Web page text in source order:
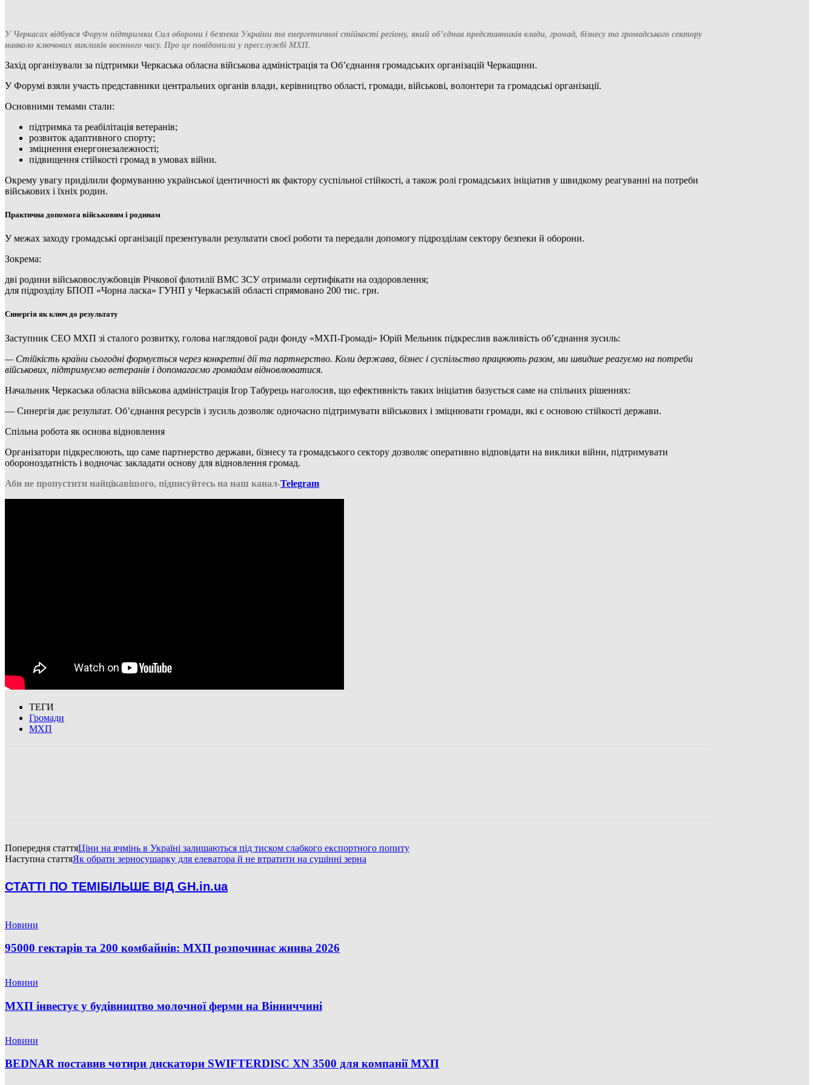
У Черкасах відбувся Форум підтримки Сил оборони і безпеки України та енергетичної стійкості регіону, який об’єднав представників влади, громад, бізнесу та громадського сектору
навколо ключових викликів воєнного часу. Про це повідомили у пресслужбі МХП.
Захід організували за підтримки Черкаська обласна військова адміністрація та Об’єднання громадських організацій Черкащини.
У Форумі взяли участь представники центральних органів влади, керівництво області, громади, військові, волонтери та громадські організації.
Основними темами стали:
підтримка та реабілітація ветеранів;
розвиток адаптивного спорту;
зміцнення енергонезалежності;
підвищення стійкості громад в умовах війни.
Окрему увагу приділили формуванню української ідентичності як фактору суспільної стійкості, а також ролі громадських ініціатив у швидкому реагуванні на потреби
військових і їхніх родин.
Практична допомога військовим і родинам
У межах заходу громадські організації презентували результати своєї роботи та передали допомогу підрозділам сектору безпеки й оборони.
Зокрема:
дві родини військовослужбовців Річкової флотилії ВМС ЗСУ отримали сертифікати на оздоровлення;
для підрозділу БПОП «Чорна ласка» ГУНП у Черкаській області спрямовано 200 тис. грн.
Синергія як ключ до результату
Заступник СЕО МХП зі сталого розвитку, голова наглядової ради фонду «МХП-Громаді» Юрій Мельник підкреслив важливість об’єднання зусиль:
— Стійкість країни сьогодні формується через конкретні дії та партнерство. Коли держава, бізнес і суспільство працюють разом, ми швидше реагуємо на потреби
військових, підтримуємо ветеранів і допомагаємо громадам відновлюватися.
Начальник Черкаська обласна військова адміністрація Ігор Табурець наголосив, що ефективність таких ініціатив базується саме на спільних рішеннях:
— Синергія дає результат. Об’єднання ресурсів і зусиль дозволяє одночасно підтримувати військових і зміцнювати громади, які є основою стійкості держави.
Спільна робота як основа відновлення
Організатори підкреслюють, що саме партнерство держави, бізнесу та громадського сектору дозволяє оперативно відповідати на виклики війни, підтримувати
обороноздатність і водночас закладати основу для відновлення громад.
Аби не пропустити найцікавішого, підписуйтесь на наш канал-Telegram
ТЕГИ
Громади
МХП
Попередня статтяЦіни на ячмінь в Україні залишаються під тиском слабкого експортного попиту
Наступна статтяЯк обрати зерносушарку для елеватора й не втратити на сушінні зерна
СТАТТІ ПО ТЕМІБІЛЬШЕ ВІД GH.in.ua
Новини
95000 гектарів та 200 комбайнів: МХП розпочинає жнива 2026
Новини
МХП інвестує у будівництво молочної ферми на Вінниччині
Новини
BEDNAR поставив чотири дискатори SWIFTERDISC XN 3500 для компанії МХП